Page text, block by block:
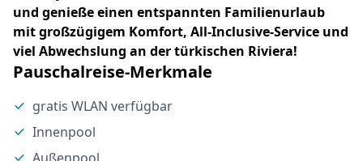
und genieße einen entspannten Familienurlaub
mit großzügigem Komfort, All-Inclusive-Service und
viel Abwechslung an der türkischen Riviera!
Pauschalreise-Merkmale
gratis WLAN verfügbar
Innenpool